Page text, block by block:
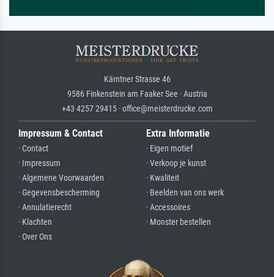
Kärntner Strasse 46
9586 Finkenstein am Faaker See · Austria
+43 4257 29415 · office@meisterdrucke.com
Impressum & Contact
· Contact
· Impressum
· Algemene Voorwaarden
· Gegevensbescherming
· Annulatierecht
· Klachten
· Over Ons
Extra Informatie
· Eigen motief
· Verkoop je kunst
· Kwaliteit
· Beelden van ons werk
· Accessoires
· Monster bestellen